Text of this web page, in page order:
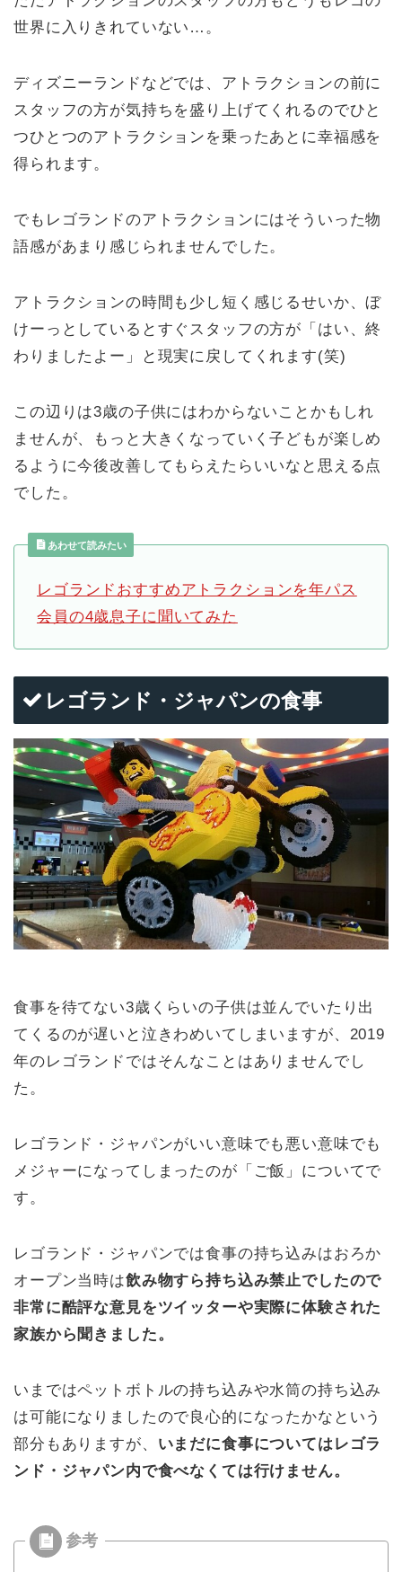
世界に入りきれていない…。
ディズニーランドなどでは、アトラクションの前に
スタッフの方が気持ちを盛り上げてくれるのでひと
つひとつのアトラクションを乗ったあとに幸福感を
得られます。
でもレゴランドのアトラクションにはそういった物
語感があまり感じられませんでした。
アトラクションの時間も少し短く感じるせいか、ぼ
けーっとしているとすぐスタッフの方が「はい、終
わりましたよー」と現実に戻してくれます(笑)
この辺りは3歳の子供にはわからないことかもしれ
ませんが、もっと大きくなっていく子どもが楽しめ
るように今後改善してもらえたらいいなと思える点
でした。
あわせて読みたい
レゴランドおすすめアトラクションを年パス
会員の4歳息子に聞いてみた
レゴランド・ジャパンの食事
食事を待てない3歳くらいの子供は並んでいたり出
てくるのが遅いと泣きわめいてしまいますが、2019
年のレゴランドではそんなことはありませんでし
た。
レゴランド・ジャパンがいい意味でも悪い意味でも
メジャーになってしまったのが「ご飯」についてで
す。
レゴランド・ジャパンでは食事の持ち込みはおろか
オープン当時は飲み物すら持ち込み禁止でしたので
非常に酷評な意見をツイッターや実際に体験された
家族から聞きました。
いまではペットボトルの持ち込みや水筒の持ち込み
は可能になりましたので良心的になったかなという
部分もありますが、 いまだに食事についてはレゴラ
ンド・ジャパン内で食べなくては行けません。